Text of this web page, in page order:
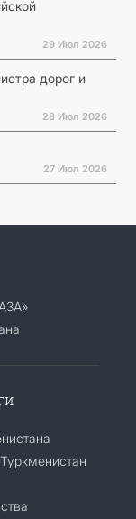
29 Июл 2026
дорог и
28 Июл 2026
27 Июл 2026